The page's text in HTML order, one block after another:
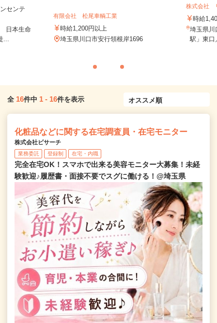
センテ
日本生命
有限会社 松尾車輌工業
時給1,200円以上
埼玉県川口市安行領根岸1696
株式会社
時給
埼玉県川
駅」東口
全 16件中 1 - 16件を表示
化粧品などに関する在宅調査員・在宅モニター
株式会社ビサーチ
業務委託 登録制 在宅・内職
完全在宅OK！スマホで出来る美容モニター大募集！未経
験歓迎♪履歴書・面接不要でスグに働ける！@埼玉県